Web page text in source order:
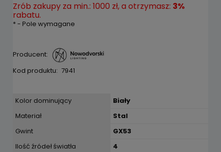
Zrób zakupy za min.: 1000 zł, a otrzymasz: 3%
rabatu.
*- Pole wymagane
Producent:
Kod produktu: 7941
Kolor dominujący
Biały
Materiał
Stal
Gwint
GX53
Ilość źródeł światła
4